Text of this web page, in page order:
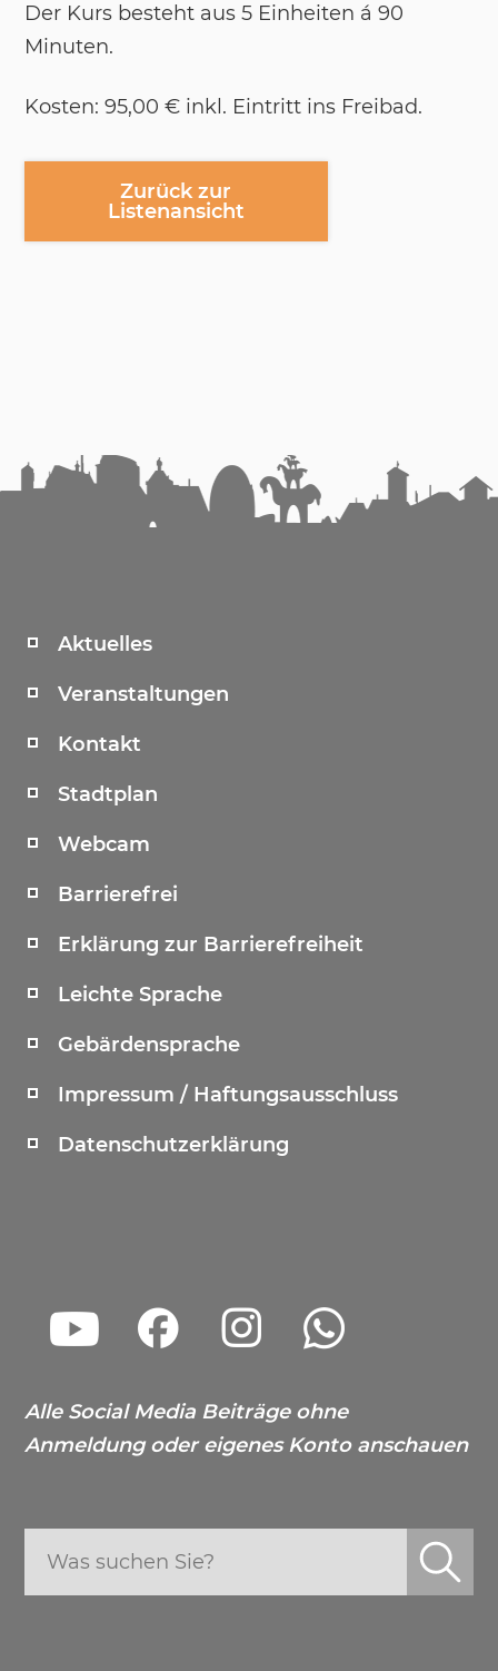
Der Kurs be­steht aus 5 Ein­hei­ten á 90
Mi­nu­ten.
Kos­ten: 95,00 € inkl. Ein­tritt ins Frei­bad.
Zurück zur
Listenansicht
Aktuelles
Veranstaltungen
Kontakt
Stadtplan
Webcam
Barrierefrei
Erklärung zur Barrierefreiheit
Leichte Sprache
Gebärdensprache
Impressum / Haftungsausschluss
Datenschutzerklärung
Alle Social Media Beiträge ohne
Anmeldung oder eigenes Konto anschauen